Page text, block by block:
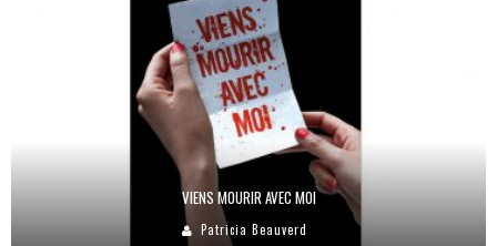
VIENS MOURIR AVEC MOI
Patricia Beauverd